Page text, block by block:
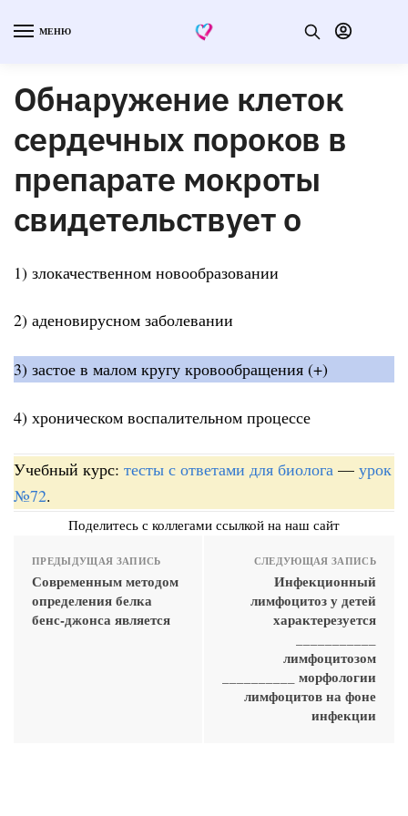
МЕНЮ
Обнаружение клеток
сердечных пороков в
препарате мокроты
свидетельствует о
1) злокачественном новообразовании
2) аденовирусном заболевании
3) застое в малом кругу кровообращения (+)
4) хроническом воспалительном процессе
Учебный курс: тесты с ответами для биолога — урок
№72.
Поделитесь с коллегами ссылкой на наш сайт
ПРЕДЫДУЩАЯ ЗАПИСЬ
Современным методом
определения белка
бенс-джонса является
СЛЕДУЮЩАЯ ЗАПИСЬ
Инфекционный
лимфоцитоз у детей
характерезуется
лимфоцитозом
__________ морфологии
лимфоцитов на фоне
инфекции